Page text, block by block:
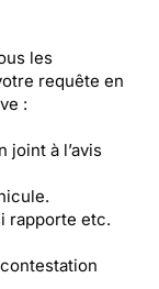
les
requête en
:
joint à l’avis
rapporte etc.